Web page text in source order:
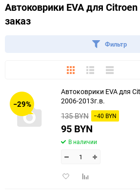
Автоковрики EVA для
заказ
Фильтр
ПлиткаПодробноКомпактно
−29%
Автоковрики EVA для
2006-2013г.в.
135 BYN −40 BYN
95 BYN
В наличии
ДобавитьДобавить